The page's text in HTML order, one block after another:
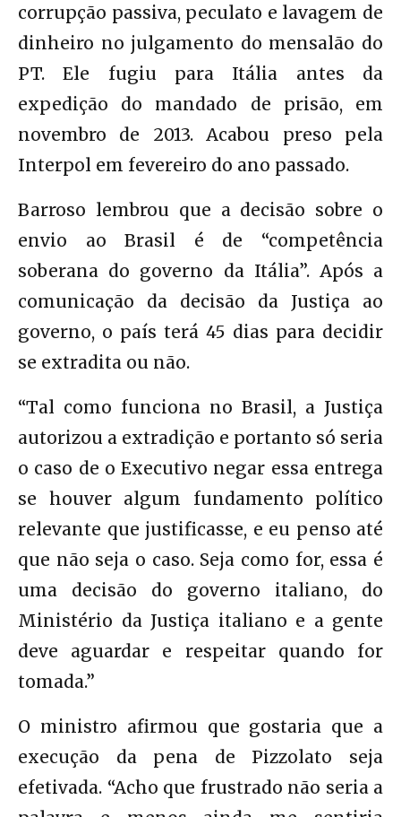
corrupção passiva, peculato e lavagem de
dinheiro no julgamento do mensalão do
PT. Ele fugiu para Itália antes da
expedição do mandado de prisão, em
novembro de 2013. Acabou preso pela
Interpol em fevereiro do ano passado.
Barroso lembrou que a decisão sobre o
envio ao Brasil é de “competência
soberana do governo da Itália”. Após a
comunicação da decisão da Justiça ao
governo, o país terá 45 dias para decidir
se extradita ou não.
“Tal como funciona no Brasil, a Justiça
autorizou a extradição e portanto só seria
o caso de o Executivo negar essa entrega
se houver algum fundamento político
relevante que justificasse, e eu penso até
que não seja o caso. Seja como for, essa é
uma decisão do governo italiano, do
Ministério da Justiça italiano e a gente
deve aguardar e respeitar quando for
tomada.”
O ministro afirmou que gostaria que a
execução da pena de Pizzolato seja
efetivada. “Acho que frustrado não seria a